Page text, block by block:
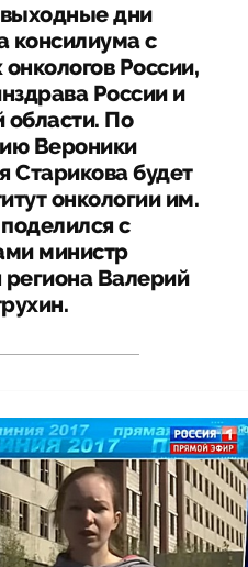
дни
консилиума с
России,
России и
По
Вероники
Старикова будет
онкологии им.
с
министр
региона Валерий